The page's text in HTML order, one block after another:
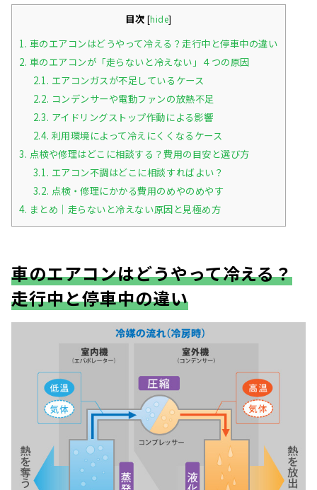
目次 [hide]
1. 車のエアコンはどうやって冷える？走行中と停車中の違い
2. 車のエアコンが「走らないと冷えない」４つの原因
2.1. エアコンガスが不足しているケース
2.2. コンデンサーや電動ファンの放熱不足
2.3. アイドリングストップ作動による影響
2.4. 利用環境によって冷えにくくなるケース
3. 点検や修理はどこに相談する？費用の目安と選び方
3.1. エアコン不調はどこに相談すればよい？
3.2. 点検・修理にかかる費用のめやのめやす
4. まとめ｜走らないと冷えない原因と見極め方
車のエアコンはどうやって冷える？
走行中と停車中の違い